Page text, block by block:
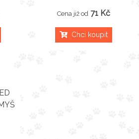
Cena již od 71 Kč
Chci koupit